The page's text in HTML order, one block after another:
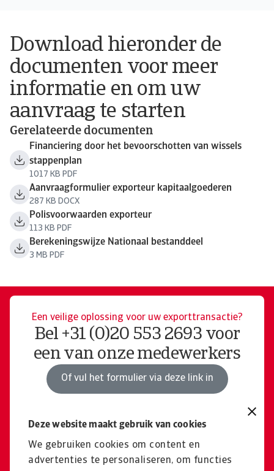
Deze website maakt gebruik van cookies
We gebruiken cookies om content en
advertenties te personaliseren, om functies
Download hieronder de
documenten voor meer
informatie en om uw
aanvraag te starten
Gerelateerde documenten
Financiering door het bevoorschotten van wissels
stappenplan
1017 KB PDF
Aanvraagformulier exporteur kapitaalgoederen
287 KB DOCX
Polisvoorwaarden exporteur
113 KB PDF
Berekeningswijze Nationaal bestanddeel
3 MB PDF
Een veilige oplossing voor uw exporttransactie?
Bel +31 (0)20 553 2693 voor
een van onze medewerkers
Of vul het formulier via deze link in
Niet gevonden wat u zocht?
Terug naar het algemene
productoverzicht